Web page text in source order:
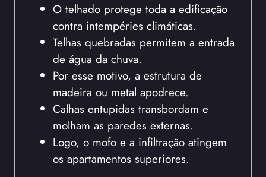
O telhado protege toda a edificação
contra intempéries climáticas.
Telhas quebradas permitem a entrada
de água da chuva.
Por esse motivo, a estrutura de
madeira ou metal apodrece.
Calhas entupidas transbordam e
molham as paredes externas.
Logo, o mofo e a infiltração atingem
os apartamentos superiores.